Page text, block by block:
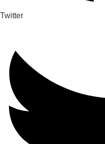
Twitter